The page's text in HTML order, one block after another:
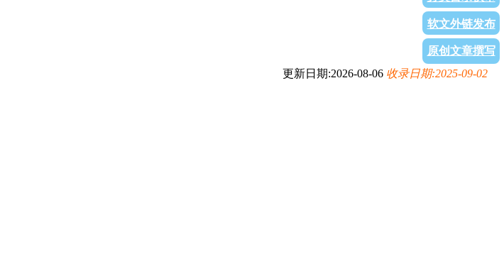
软文外链发布
原创文章撰写
更新日期:2026-08-06 收录日期:2025-09-02